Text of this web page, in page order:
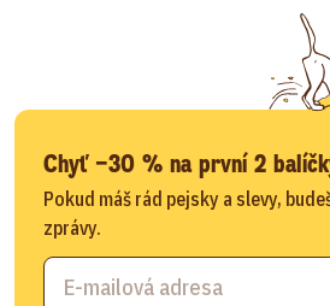
Chyť −30 % na první 2
Pokud máš rád pejsky a slevy,
zprávy.